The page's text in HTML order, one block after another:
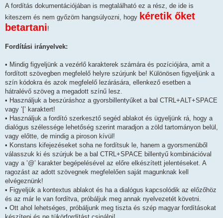
o
z
z
á
s
l
A fordítás dokumentációjában is megtalálható ez a rész, de ide is
kiteszem és nem győzöm hangsúlyozni, hogy kéretik őket
betartani!
Fordítási irányelvek:
• Mindig figyeljünk a vezérlő karakterek számára és pozíciójára, amit a
fordított szövegben megfelelő helyre szúrjunk be! Különösen figyeljünk a
szín kódokra és azok megfelelő lezárására, ellenkező esetben a
hátralévő szöveg a megadott színű lesz.
• Használjuk a beszúráshoz a gyorsbillentyűket a bal CTRL+ALT+SPACE
vagy ’[’ karaktert!
• Használjuk a fordító szerkesztő segéd ablakot és ügyeljünk rá, hogy a
dialógus szélessége lehetőség szerint maradjon a zöld tartományon belül,
vagy előtte, de mindig a piroson kívül!
• Konstans kifejezéseket soha ne fordítsuk le, hanem a gyorsmenüből
válasszuk ki és szúrjuk be a bal CTRL+SPACE billentyű kombinációval
vagy a ’@’ karakter begépelésével az előre elkészített jelentéseket. A
ragozást az adott szövegnek megfelelően saját magunknak kell
elvégeznünk!
• Figyeljük a kontextus ablakot és ha a dialógus kapcsolódik az előzőhöz
és az már le van fordítva, próbáljuk meg annak nyelvezetét követni.
• Ott ahol lehetséges, próbáljunk meg tiszta és szép magyar fordításokat